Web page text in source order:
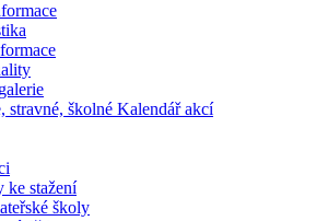
stravné, školné Kalendář akcí
ke stažení
školy